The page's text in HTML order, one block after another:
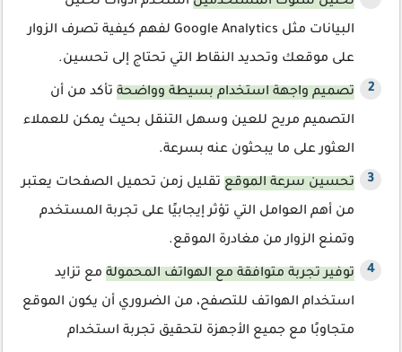
البيانات مثل Google Analytics لفهم كيفية تصرف الزوار
على موقعك وتحديد النقاط التي تحتاج إلى تحسين.
تصميم واجهة استخدام بسيطة وواضحة تأكد من أن
التصميم مريح للعين وسهل التنقل بحيث يمكن للعملاء
العثور على ما يبحثون عنه بسرعة.
تحسين سرعة الموقع تقليل زمن تحميل الصفحات يعتبر
من أهم العوامل التي تؤثر إيجابيًا على تجربة المستخدم
وتمنع الزوار من مغادرة الموقع.
توفير تجربة متوافقة مع الهواتف المحمولة مع تزايد
استخدام الهواتف للتصفح، من الضروري أن يكون الموقع
متجاوبًا مع جميع الأجهزة لتحقيق تجربة استخدام